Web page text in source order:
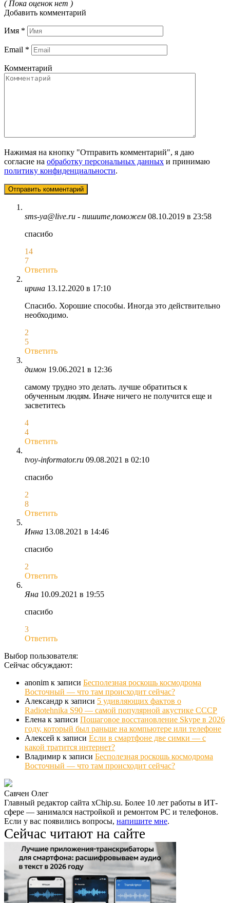
( Пока оценок нет )
Добавить комментарий
Имя *
Email *
Комментарий
Нажимая на кнопку "Отправить комментарий", я даю
согласие на обработку персональных данных и принимаю
политику конфиденциальности.
sms-ya@live.ru - пишите,поможем 08.10.2019 в 23:58
спасибо
14
7
Ответить
ирина 13.12.2020 в 17:10
Спасибо. Хорошие способы. Иногда это действительно
необходимо.
2
5
Ответить
димон 19.06.2021 в 12:36
самому трудно это делать. лучше обратиться к
обученным людям. Иначе ничего не получится еще и
засветитесь
4
4
Ответить
tvoy-informator.ru 09.08.2021 в 02:10
спасибо
2
8
Ответить
Инна 13.08.2021 в 14:46
спасибо
2
Ответить
Яна 10.09.2021 в 19:55
спасибо
3
Ответить
Выбор пользователя:
Сейчас обсуждают:
anonim к записи Бесполезная роскошь космодрома
Восточный — что там происходит сейчас?
Александр к записи 5 удивляющих фактов о
Radiotehnika S90 — самой популярной акустике СССР
Елена к записи Пошаговое восстановление Skype в 2026
году, который был раньше на компьютере или телефоне
Алексей к записи Если в смартфоне две симки — с
какой тратится интернет?
Владимир к записи Бесполезная роскошь космодрома
Восточный — что там происходит сейчас?
Савчен Олег
Главный редактор сайта xChip.su. Более 10 лет работы в ИТ-
сфере — занимался настройкой и ремонтом PC и телефонов.
Если у вас появились вопросы, напишите мне.
Сейчас читают на сайте